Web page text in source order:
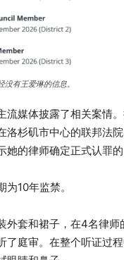
有王爱琳的信息。
流媒体披露了相关案情
洛杉矶市中心的联邦法
她的律师确定正式认罪的
10年监禁。
外套和裙子，在4名律师
了庭审。在整个听证过